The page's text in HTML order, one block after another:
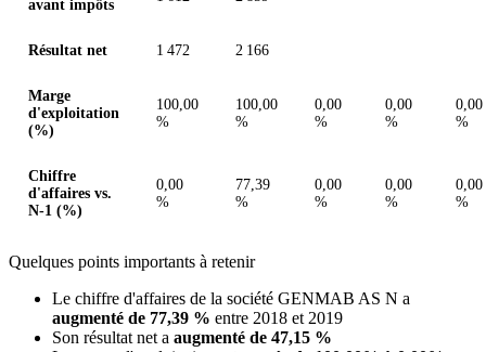
avant impôts
Résultat net 1 472 2 166
Marge
d'exploitation
(%)
100,00
%
100,00
%
0,00
%
0,00
%
0,00
%
Chiffre
d'affaires vs.
N-1 (%)
0,00
%
77,39
%
0,00
%
0,00
%
0,00
%
Quelques points importants à retenir
Le chiffre d'affaires de la société GENMAB AS N a
augmenté de 77,39 % entre 2018 et 2019
Son résultat net a augmenté de 47,15 %